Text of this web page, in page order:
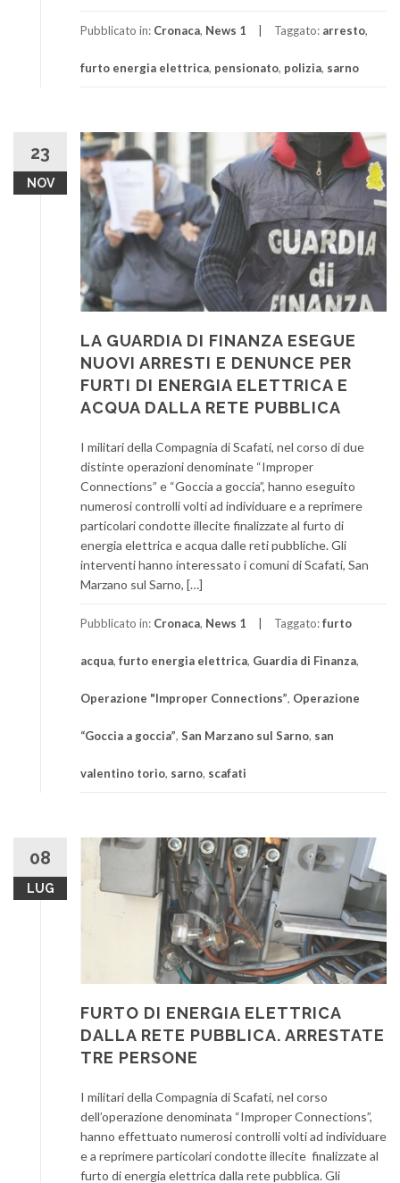
Pubblicato in: Cronaca, News 1 Taggato: arresto,
furto energia elettrica, pensionato, polizia, sarno
23
NOV
LA GUARDIA DI FINANZA ESEGUE
NUOVI ARRESTI E DENUNCE PER
FURTI DI ENERGIA ELETTRICA E
ACQUA DALLA RETE PUBBLICA
I militari della Compagnia di Scafati, nel corso di due
distinte operazioni denominate “Improper
Connections” e “Goccia a goccia”, hanno eseguito
numerosi controlli volti ad individuare e a reprimere
particolari condotte illecite finalizzate al furto di
energia elettrica e acqua dalle reti pubbliche. Gli
interventi hanno interessato i comuni di Scafati, San
Marzano sul Sarno, […]
Pubblicato in: Cronaca, News 1 Taggato:furto
acqua, furto energia elettrica, Guardia di Finanza,
Operazione "Improper Connections”, Operazione
“Goccia a goccia”, San Marzano sul Sarno, san
valentino torio, sarno, scafati
08
LUG
FURTO DI ENERGIA ELETTRICA
DALLA RETE PUBBLICA. ARRESTATE
TRE PERSONE
I militari della Compagnia di Scafati, nel corso
dell’operazione denominata “Improper Connections”,
hanno effettuato numerosi controlli volti ad individuare
e a reprimere particolari condotte illecite finalizzate al
furto di energia elettrica dalla rete pubblica. Gli